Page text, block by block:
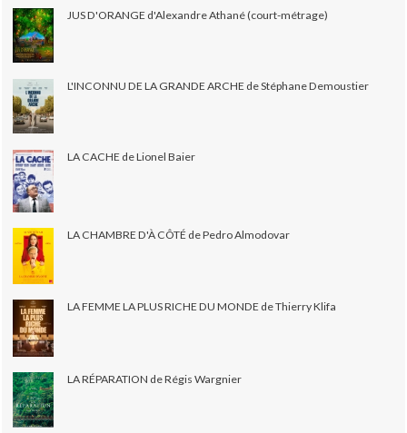
JUS D'ORANGE d'Alexandre Athané (court-métrage)
L'INCONNU DE LA GRANDE ARCHE de Stéphane Demoustier
LA CACHE de Lionel Baier
LA CHAMBRE D'À CÔTÉ de Pedro Almodovar
LA FEMME LA PLUS RICHE DU MONDE de Thierry Klifa
LA RÉPARATION de Régis Wargnier